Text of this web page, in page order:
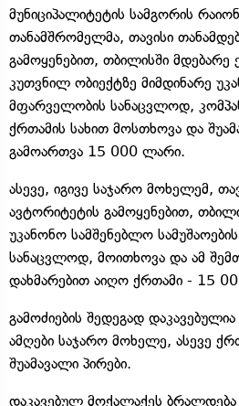
მუნიციპალიტეტის სამგორის
თანამშრომელმა, თავისი
გამოყენებით, თბილისში მდებარე
კუთვნილ ობიექტზე მიმდინარე
მფარველობის სანაცვლოდ,
ქრთამის სახით მოსთხოვა და
გამოართვა 15 000 ლარი.
ასევე, იგივე საჯარო მოხელემ,
ავტორიტეტის გამოყენებით,
უკანონო სამშენებლო
სანაცვლოდ, მოითხოვა და ამ
დახმარებით აიღო ქრთამი - 15
გამოძიების შედეგად
ამღები საჯარო მოხელე, ასევე
შუამავალი პირები.
დაკავებულ მოქალაქეს ბრალდება